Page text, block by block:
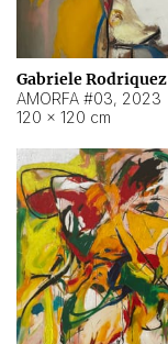
Gabriele Rodriquez
AMORFA #03, 2023
120 × 120 cm